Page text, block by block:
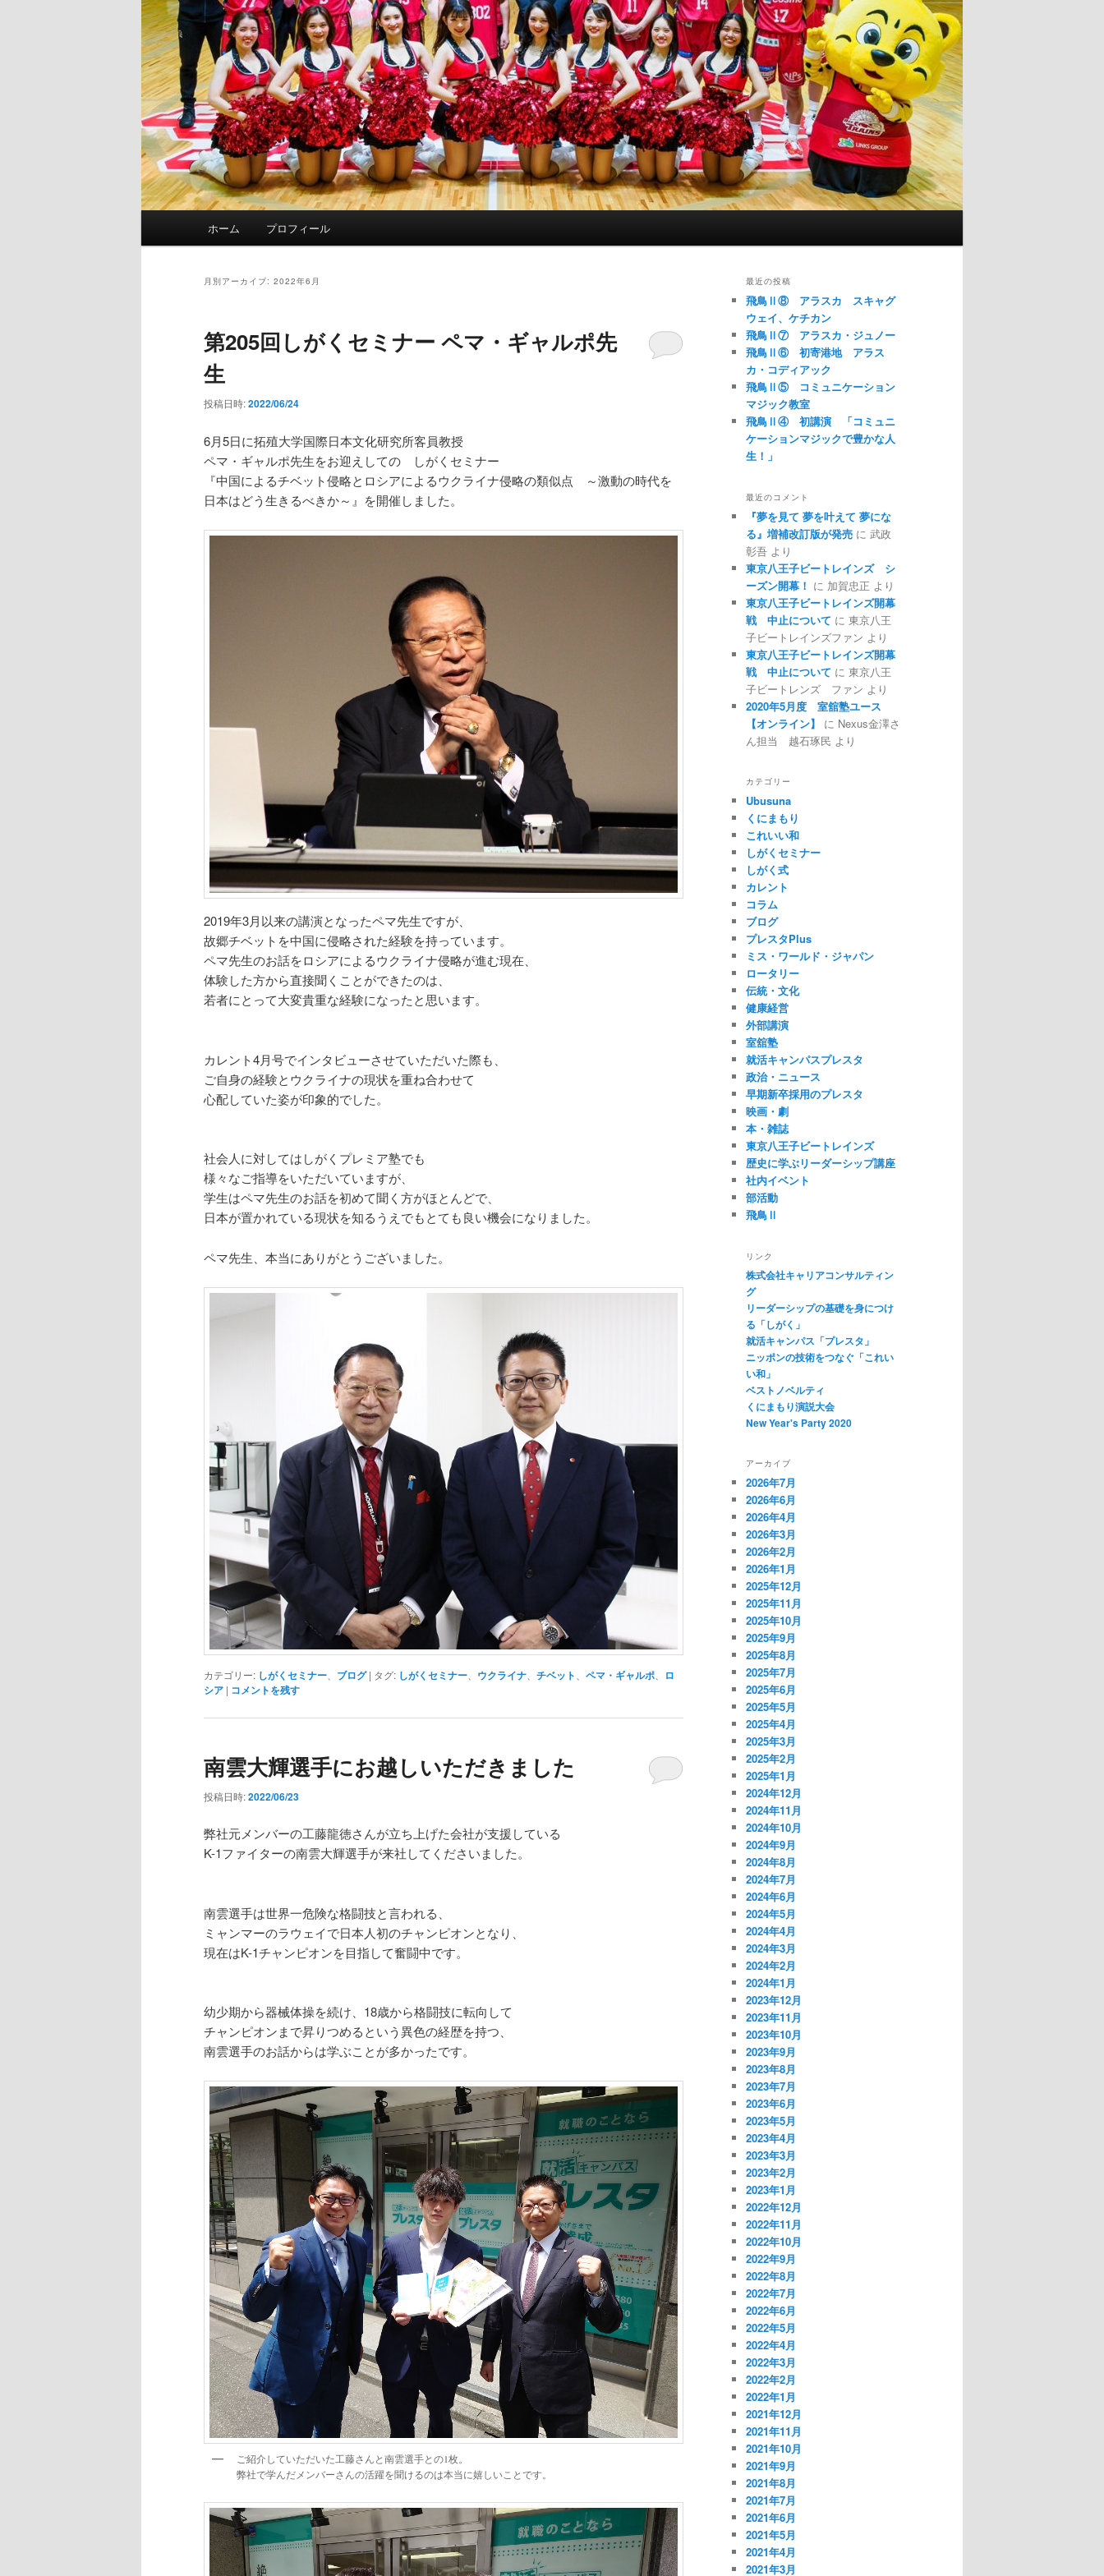
ホーム プロフィール
月別アーカイブ: 2022年6月
第205回しがくセミナー ペマ・ギャルポ先
生
投稿日時:2022/06/24
6月5日に拓殖大学国際日本文化研究所客員教授
ペマ・ギャルポ先生をお迎えしての しがくセミナー
『中国によるチベット侵略とロシアによるウクライナ侵略の類似点 ～激動の時代を
日本はどう生きるべきか～』を開催しました。
2019年3月以来の講演となったペマ先生ですが、
故郷チベットを中国に侵略された経験を持っています。
ペマ先生のお話をロシアによるウクライナ侵略が進む現在、
体験した方から直接聞くことができたのは、
若者にとって大変貴重な経験になったと思います。
カレント4月号でインタビューさせていただいた際も、
ご自身の経験とウクライナの現状を重ね合わせて
心配していた姿が印象的でした。
社会人に対してはしがくプレミア塾でも
様々なご指導をいただいていますが、
学生はペマ先生のお話を初めて聞く方がほとんどで、
日本が置かれている現状を知るうえでもとても良い機会になりました。
ペマ先生、本当にありがとうございました。
カテゴリー: しがくセミナー ブログ | タグ: しがくセミナー ウクライナ チベット ペマ・ギャルポ
ロ
シア | コメントを残す
南雲大輝選手にお越しいただきました
投稿日時:2022/06/23
弊社元メンバーの工藤龍徳さんが立ち上げた会社が支援している
K-1ファイターの南雲大輝選手が来社してくださいました。
南雲選手は世界一危険な格闘技と言われる、
ミャンマーのラウェイで日本人初のチャンピオンとなり、
現在はK-1チャンピオンを目指して奮闘中です。
幼少期から器械体操を続け、18歳から格闘技に転向して
チャンピオンまで昇りつめるという異色の経歴を持つ、
南雲選手のお話からは学ぶことが多かったです。
ご紹介していただいた工藤さんと南雲選手との1枚。
弊社で学んだメンバーさんの活躍を聞けるのは本当に嬉しいことです。
最近の投稿
飛鳥Ⅱ⑧ アラスカ スキャグ
ウェイ、ケチカン
飛鳥Ⅱ⑦ アラスカ・ジュノー
飛鳥Ⅱ⑥ 初寄港地 アラス
カ・コディアック
飛鳥Ⅱ⑤ コミュニケーション
マジック教室
飛鳥Ⅱ④ 初講演 「コミュニ
ケーションマジックで豊かな人
生！」
最近のコメント
『夢を見て 夢を叶えて 夢にな
る』増補改訂版が発売 に 武政
彰吾 より
東京八王子ビートレインズ シ
ーズン開幕！ に 加賀忠正 より
東京八王子ビートレインズ開幕
戦 中止について に 東京八王
子ビートレインズファン より
東京八王子ビートレインズ開幕
戦 中止について に 東京八王
子ビートレンズ ファン より
2020年5月度 室舘塾ユース
【オンライン】
に Nexus金澤さ
ん担当 越石琢民 より
カテゴリー
Ubusuna
くにまもり
これいい和
しがくセミナー
しがく式
カレント
コラム
ブログ
プレスタPlus
ミス・ワールド・ジャパン
ロータリー
伝統・文化
健康経営
外部講演
室舘塾
就活キャンパスプレスタ
政治・ニュース
早期新卒採用のプレスタ
映画・劇
本・雑誌
東京八王子ビートレインズ
歴史に学ぶリーダーシップ講座
社内イベント
部活動
飛鳥Ⅱ
リンク
株式会社キャリアコンサルティン
グ
リーダーシップの基礎を身につけ
る「しがく」
就活キャンパス「プレスタ」
ニッポンの技術をつなぐ「これい
い和」
ベストノベルティ
くにまもり演説大会
New Year's Party 2020
アーカイブ
2026年7月
2026年6月
2026年4月
2026年3月
2026年2月
2026年1月
2025年12月
2025年11月
2025年10月
2025年9月
2025年8月
2025年7月
2025年6月
2025年5月
2025年4月
2025年3月
2025年2月
2025年1月
2024年12月
2024年11月
2024年10月
2024年9月
2024年8月
2024年7月
2024年6月
2024年5月
2024年4月
2024年3月
2024年2月
2024年1月
2023年12月
2023年11月
2023年10月
2023年9月
2023年8月
2023年7月
2023年6月
2023年5月
2023年4月
2023年3月
2023年2月
2023年1月
2022年12月
2022年11月
2022年10月
2022年9月
2022年8月
2022年7月
2022年6月
2022年5月
2022年4月
2022年3月
2022年2月
2022年1月
2021年12月
2021年11月
2021年10月
2021年9月
2021年8月
2021年7月
2021年6月
2021年5月
2021年4月
2021年3月